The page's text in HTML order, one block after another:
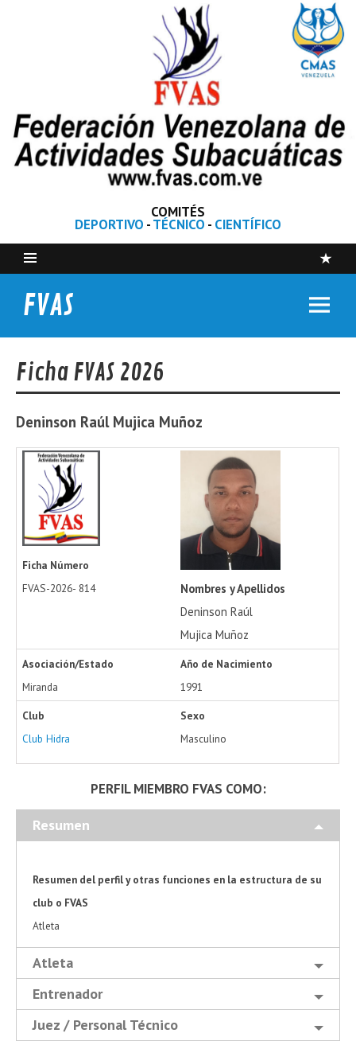
COMITÉS
DEPORTIVO -TÉCNICO - CIENTÍFICO
FVAS
Ficha FVAS 2026
Deninson Raúl Mujica Muñoz
Ficha Número
FVAS-2026- 814
Nombres y Apellidos
Deninson Raúl
Mujica Muñoz
Asociación/Estado
Miranda
Año de Nacimiento
1991
Club
Club Hidra
Sexo
Masculino
PERFIL MIEMBRO FVAS COMO:
Resumen
Resumen del perfil y otras funciones en la estructura de su
club o FVAS
Atleta
Atleta
Entrenador
Juez / Personal Técnico